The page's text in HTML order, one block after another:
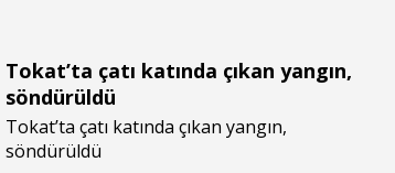
Tokat’ta çatı katında çıkan yangın,
söndürüldü
Tokat’ta çatı katında çıkan yangın,
söndürüldü